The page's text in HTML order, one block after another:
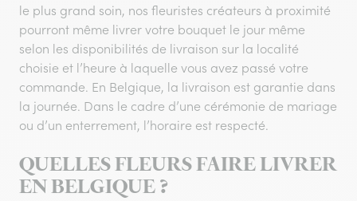
le plus grand soin, nos fleuristes créateurs à proximité
pourront même livrer votre bouquet le jour même
selon les disponibilités de livraison sur la localité
choisie et l’heure à laquelle vous avez passé votre
commande. En Belgique, la livraison est garantie dans
la journée. Dans le cadre d’une cérémonie de mariage
ou d’un enterrement, l’horaire est respecté.
QUELLES FLEURS FAIRE LIVRER
EN BELGIQUE ?